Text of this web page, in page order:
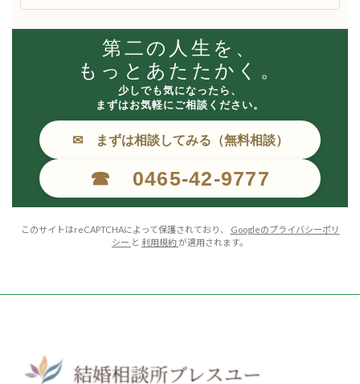
第二の人生を、
もっとあたたかく。
少しでも気になったら、
まずはお気軽にご相談ください。
✉ まずは相談してみる（無料相談）
☎ 0465-42-9777
このサイトはreCAPTCHAによって保護されており、
Googleのプライバシーポリ
シー と 利用規約が適用されます。